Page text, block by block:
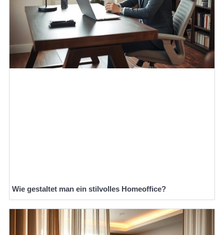
Wie gestaltet man ein stilvolles Homeoffice?